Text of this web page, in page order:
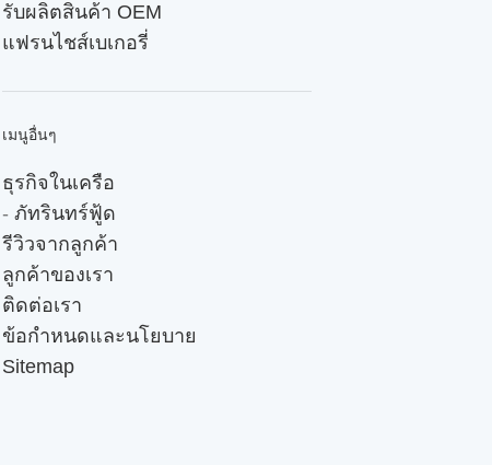
รับผลิตสินค้า OEM
แฟรนไชส์เบเกอรี่
เมนูอื่นๆ
ธุรกิจในเครือ
- ภัทรินทร์ฟู้ด
รีวิวจากลูกค้า
ลูกค้าของเรา
ติดต่อเรา
ข้อกำหนดและนโยบาย
Sitemap